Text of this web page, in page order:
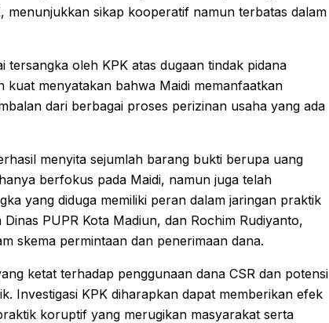
menunjukkan sikap kooperatif namun terbatas dalam
tersangka oleh KPK atas dugaan tindak pidana
kuat menyatakan bahwa Maidi memanfaatkan
dari berbagai proses perizinan usaha yang ada
menyita sejumlah barang bukti berupa uang
berfokus pada Maidi, namun juga telah
yang diduga memiliki peran dalam jaringan praktik
PUPR Kota Madiun, dan Rochim Rudiyanto,
skema permintaan dan penerimaan dana.
ketat terhadap penggunaan dana CSR dan potensi
Investigasi KPK diharapkan dapat memberikan efek
koruptif yang merugikan masyarakat serta